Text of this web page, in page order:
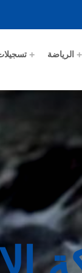
الرياضة